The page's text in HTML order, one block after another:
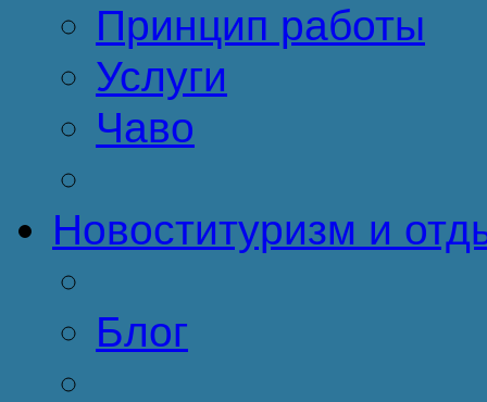
Принцип работы
Услуги
Чаво
Новоституризм и
Блог